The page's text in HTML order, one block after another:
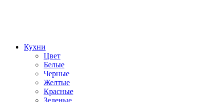
Кухни
Цвет
Белые
Черные
Желтые
Красные
Зеленые